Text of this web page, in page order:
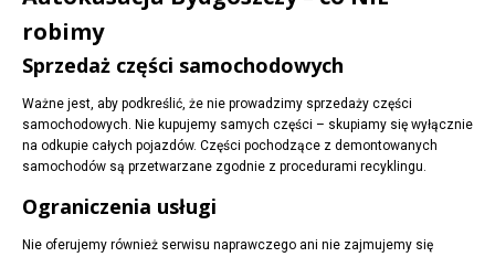
robimy
Sprzedaż części samochodowych
Ważne jest, aby podkreślić, że nie prowadzimy sprzedaży części
samochodowych. Nie kupujemy samych części – skupiamy się wyłącznie
na odkupie całych pojazdów. Części pochodzące z demontowanych
samochodów są przetwarzane zgodnie z procedurami recyklingu.
Ograniczenia usługi
Nie oferujemy również serwisu naprawczego ani nie zajmujemy się